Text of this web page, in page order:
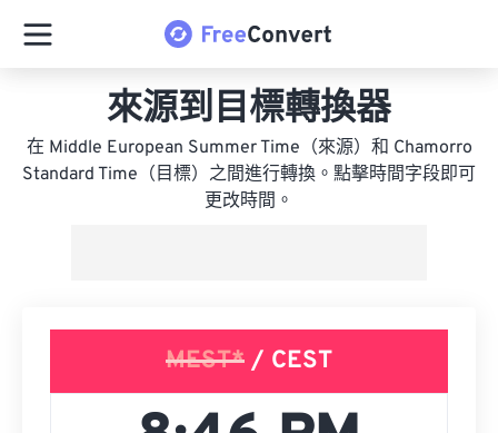
來源到目標轉換器
在 Middle European Summer Time（來源）和 Chamorro
Standard Time（目標）之間進行轉換。點擊時間字段即可
更改時間。
MEST* / CEST